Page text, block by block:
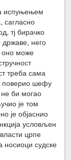
испуњењем
сагласно
тј бирачко
него
оно може
треба сама
поверио шефу
би могао
је том
је објаснио
условљен
црпе
носиоци судске